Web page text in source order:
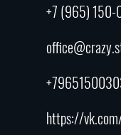
+7 (965)
https://